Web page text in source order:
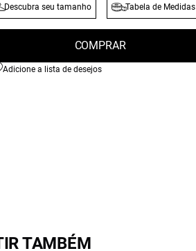
Descubra seu tamanho Tabela de Medidas
COMPRAR
Adicione a lista de desejos
TAMBÉM